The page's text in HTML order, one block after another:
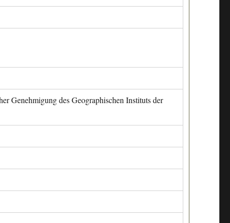
Genehmigung des Geographischen Instituts der